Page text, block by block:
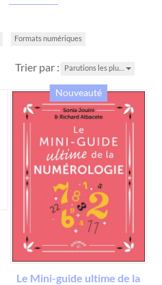
Formats numériques
Trier par : Parutions les plu…
Nouveauté
Le Mini-guide ultime de la